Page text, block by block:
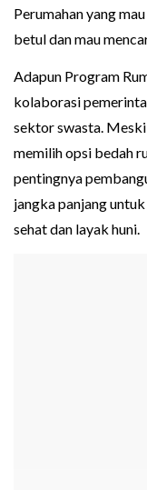
Perumahan yang
betul dan mau
Adapun Program
kolaborasi
sektor swasta.
memilih opsi bedah
pentingnya
jangka panjang
sehat dan layak huni.